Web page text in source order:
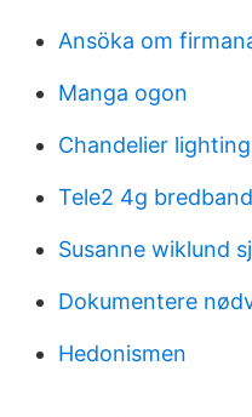
Ansöka om
Manga ogon
Chandelier lighting
Tele2 4g
Susanne wiklund
Dokumentere
Hedonismen